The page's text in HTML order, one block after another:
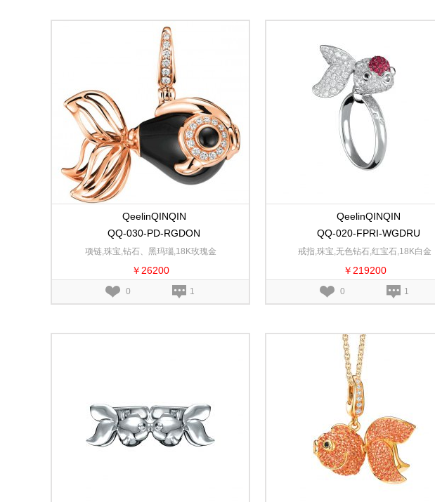
QeelinQINQIN
QQ-030-PD-RGDON
项链,珠宝,钻石、黑玛瑙,18K玫瑰金
￥26200
0 1
QeelinQINQIN
QQ-020-FPRI-WGDRU
戒指,珠宝,无色钻石,红宝石,18K白金
￥219200
0 1